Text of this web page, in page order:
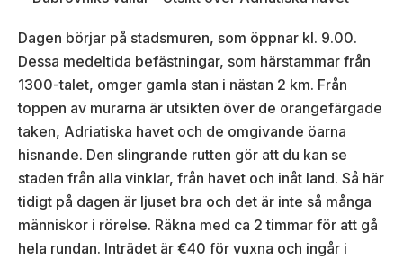
Dagen börjar på stadsmuren, som öppnar kl. 9.00.
Dessa medeltida befästningar, som härstammar från
1300-talet, omger gamla stan i nästan 2 km. Från
toppen av murarna är utsikten över de orangefärgade
taken, Adriatiska havet och de omgivande öarna
hisnande. Den slingrande rutten gör att du kan se
staden från alla vinklar, från havet och inåt land. Så här
tidigt på dagen är ljuset bra och det är inte så många
människor i rörelse. Räkna med ca 2 timmar för att gå
hela rundan. Inträdet är €40 för vuxna och ingår i